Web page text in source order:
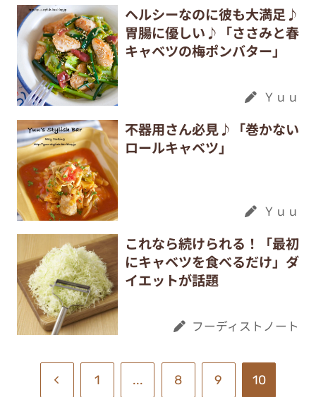
ヘルシーなのに彼も大満足♪
胃腸に優しい♪「ささみと春
キャベツの梅ポンバター」
Ｙｕｕ
不器用さん必見♪「巻かない
ロールキャベツ」
Ｙｕｕ
これなら続けられる！「最初
にキャベツを食べるだけ」ダ
イエットが話題
フーディストノート
1 ... 8 9 10